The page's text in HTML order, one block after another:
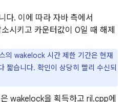
다. 이에 따라 자바 측에서
시키고 카운터값이 0일 때 해제
의 wakelock 시간 제한 기간은 현재
짧습니다. 확인이 상당히 빨리 수신되
wakelock을 획득하고 ril.cpp에